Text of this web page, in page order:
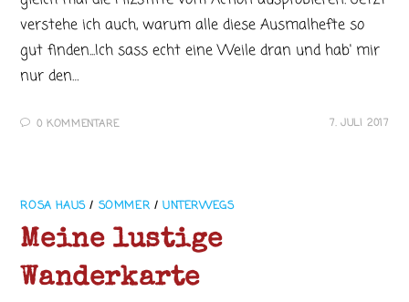
verstehe ich auch, warum alle diese Ausmalhefte so
gut finden...Ich sass echt eine Weile dran und hab' mir
nur den…
0 KOMMENTARE 7. JULI 2017
ROSA HAUS/ SOMMER /UNTERWEGS
Meine lustige
Wanderkarte